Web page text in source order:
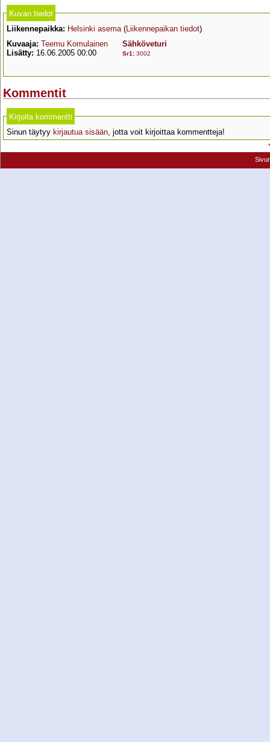
Kuvan tiedot
Liikennepaikka: Helsinki asema(Liikennepaikan tiedot)
Kuvaaja: Teemu Komulainen
Lisätty: 16.06.2005 00:00
Sähköveturi
Sr1 : 3002
Kommentit
Kirjoita kommentti
Sinun täytyy kirjautua sisään, jotta voit kirjoittaa kommentteja!